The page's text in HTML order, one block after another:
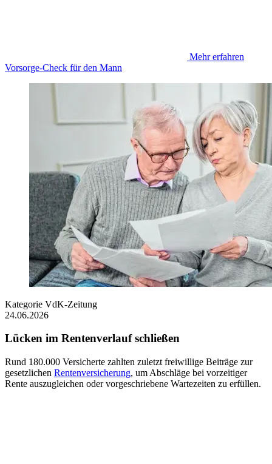
Mehr erfahren
Vorsorge-Check für den Mann
Kategorie VdK-Zeitung
24.06.2026
Lücken im Rentenverlauf schließen
Rund 180.000 Versicherte zahlten zuletzt freiwillige Beiträge zur
gesetzlichen Rentenversicherung, um Abschläge bei vorzeitiger
Rente auszugleichen oder vorgeschriebene Wartezeiten zu erfüllen.